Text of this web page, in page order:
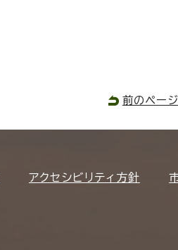
前のペー
アクセシビリティ方針